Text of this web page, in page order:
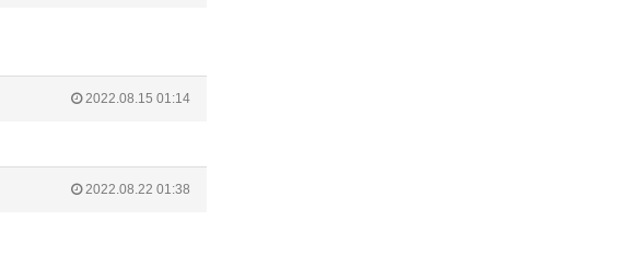
2022.08.15 01:14
2022.08.22 01:38